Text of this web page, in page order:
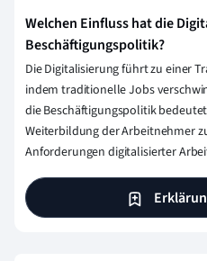
Welchen Einfluss hat die
Beschäftigungspolitik?
Die Digitalisierung führt zu einer
indem traditionelle Jobs
die Beschäftigungspolitik
Weiterbildung der Arbeitnehmer
Anforderungen digitalisierter